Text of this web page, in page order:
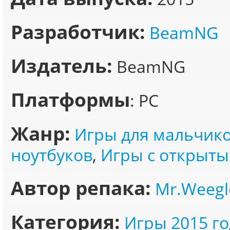
Разработчик: BeamNG
Издатель: BeamNG
Платформы: PC
Жанр: Игры для
ноутбуков, Игры с
Автор репака:
Категория: Игры 2015